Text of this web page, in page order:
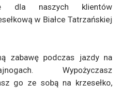
dla naszych klientów
w Białce Tatrzańskiej
zabawę podczas jazdy na
Wypożyczasz
go ze sobą na krzesełko,